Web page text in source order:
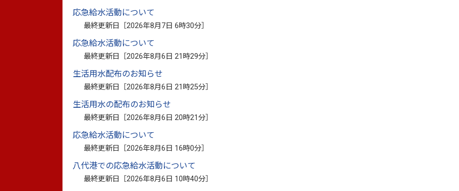
応急給水活動について
最終更新日［2026年8月7日 6時30分
応急給水活動について
最終更新日［2026年8月6日 21時29分
生活用水配布のお知らせ
最終更新日［2026年8月6日 21時25分
生活用水の配布のお知らせ
最終更新日［2026年8月6日 20時21分
応急給水活動について
最終更新日［2026年8月6日 16時0分
八代港での応急給水活動について
最終更新日［2026年8月6日 10時40分
令和5年4月9日
投票結果
投票結果 （PDF：48.5キロバイト）